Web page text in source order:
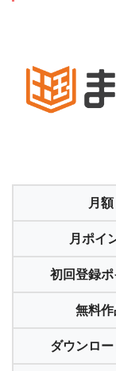
＞＞「
お客様情報
名前や生年月
クレジット
込めば登録
をクリック
解約します
月額
月ポイ
初回登録ポ
無料
ダウンロ